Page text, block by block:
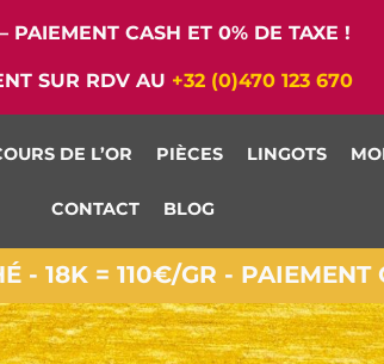
– PAIEMENT CASH ET 0% DE TAXE !
SUR RDV AU +32 (0)470 123 670
DE L’OR PIÈCES LINGOTS
CONTACT BLOG
- 18K = 110€/GR - PAIEMENT